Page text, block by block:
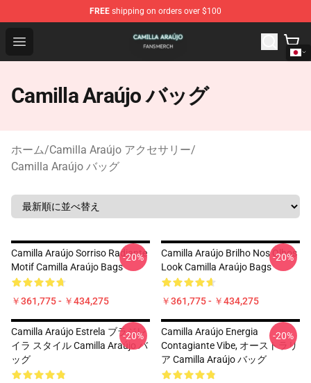
FREE shipping on orders over $100
Open menu
Camilla Araújo Shop - Official Camilla Araújo
Camilla Araújo バッグ
ホーム/Camilla Araújo アクセサリー/
Camilla Araújo バッグ
Camilla Araújo Sorriso Radiante
Motif Camilla Araújo Bags
￥361,775 - ￥434,275
-20%
Camilla Araújo Brilho Nos Olhos
Look Camilla Araújo Bags
￥361,775 - ￥434,275
-20%
Camilla Araújo Estrela ブラジレ
イラ スタイル Camilla Araújo バ
ッグ
-20%
Camilla Araújo Energia
Contagiante Vibe, オーストラリ
ア Camilla Araújo バッグ
-20%